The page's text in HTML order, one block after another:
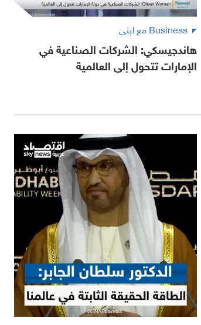
Business مع لبنى
هاندجيسكي: الشركات الصناعية في
الإمارات تتحول إلى العالمية